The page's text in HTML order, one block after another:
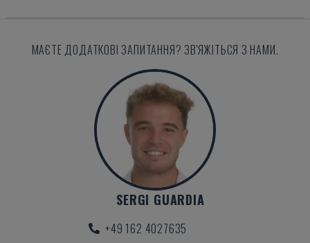
МАЄТЕ ДОДАТКОВІ ЗАПИТАННЯ? ЗВ'ЯЖІТЬСЯ З НАМИ.
SERGI GUARDIA
+49 162 4027635